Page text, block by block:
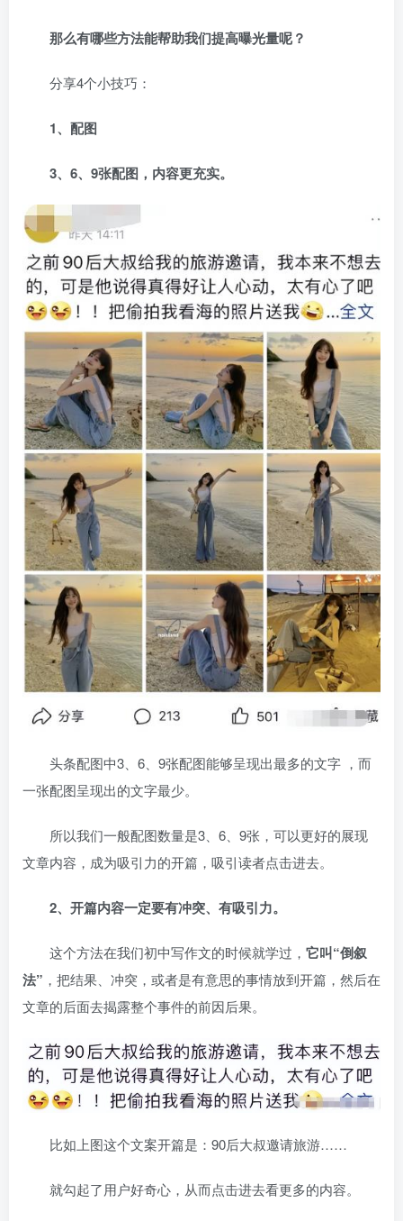
那么有哪些方法能帮助我们提高曝光量呢？
分享4个小技巧：
1、配图
3、6、9张配图，内容更充实。
头条配图中3、6、9张配图能够呈现出最多的文字 ，而
一张配图呈现出的文字最少。
所以我们一般配图数量是3、6、9张，可以更好的展现
文章内容，成为吸引力的开篇，吸引读者点击进去。
2、开篇内容一定要有冲突、有吸引力。
这个方法在我们初中写作文的时候就学过， 它叫“倒叙
法” ，把结果、冲突，或者是有意思的事情放到开篇，然后在
文章的后面去揭露整个事件的前因后果。
比如上图这个文案开篇是：90后大叔邀请旅游……
就勾起了用户好奇心，从而点击进去看更多的内容。